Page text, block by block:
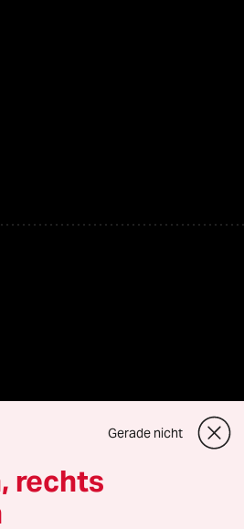
Gerade nicht
rechts